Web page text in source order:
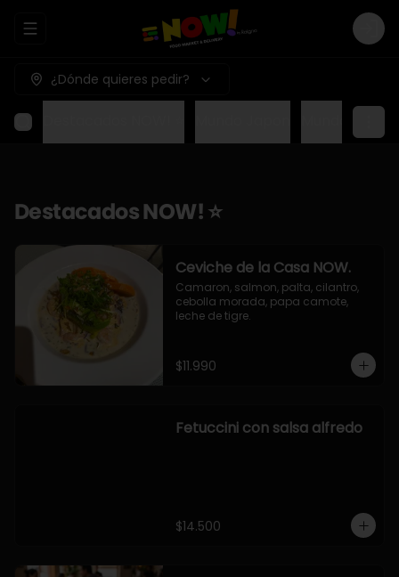
Abrir menu de navegación Login
¿Dónde quieres pedir?
Destacados NOW! ⭐
Ceviche de la Casa NOW.
Camaron, salmon, palta, cilantro,
cebolla morada, papa camote,
leche de tigre.
$11.990
Fetuccini con salsa alfredo
$14.500